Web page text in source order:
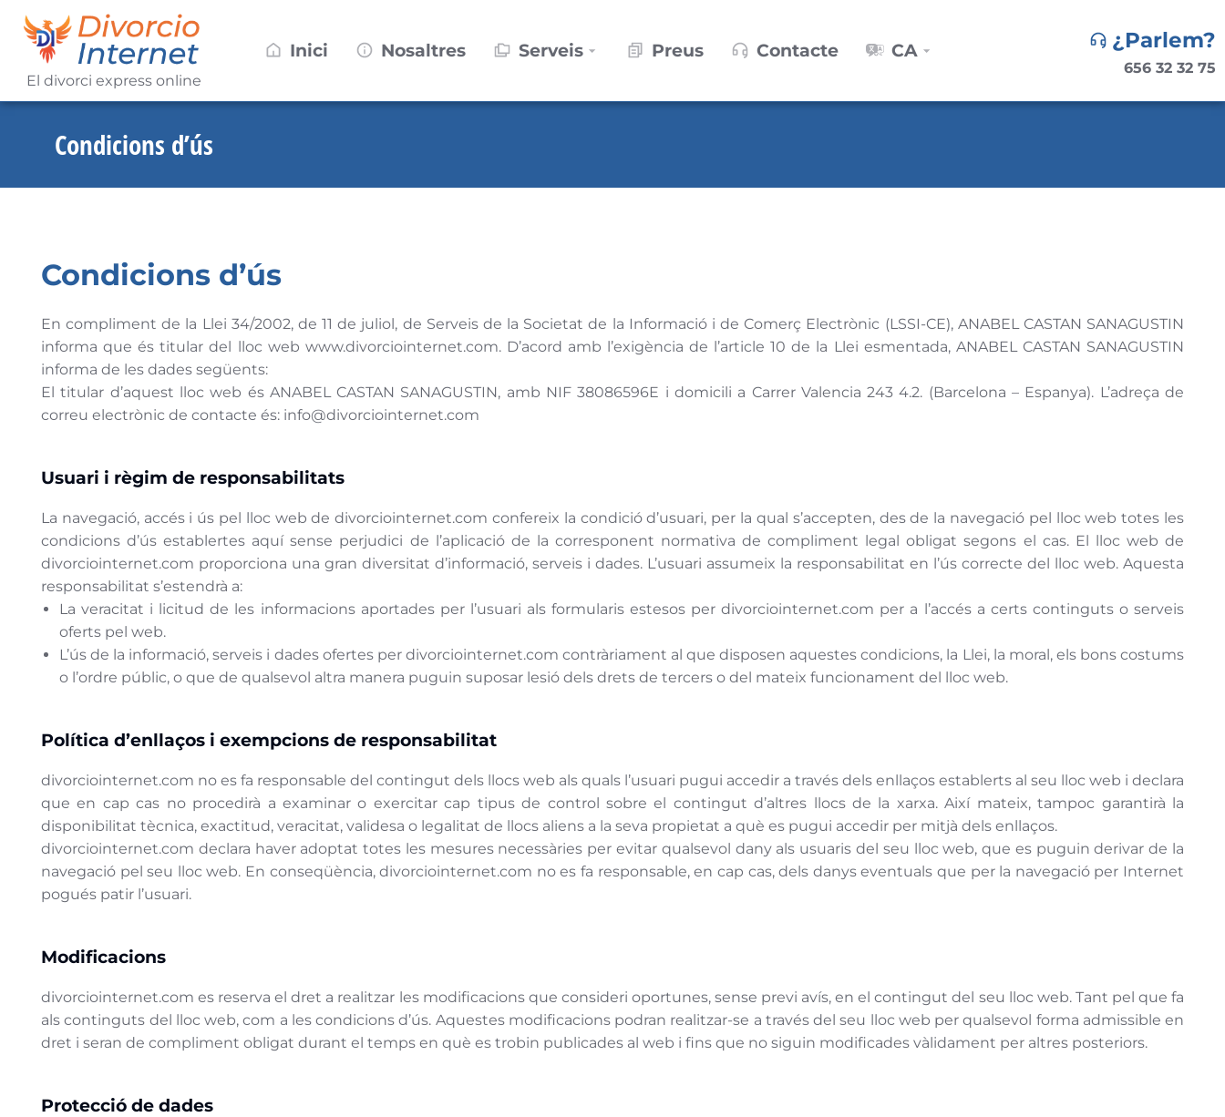
El divorci express online
Inici Nosaltres Serveis Preus Contacte CA ¿Parlem?
656 32 32 75
Condicions d’ús
Condicions d’ús
En compliment de la Llei 34/2002, de 11 de juliol, de Serveis de la Societat de la Informació i de Comerç Electrònic (LSSI-CE), ANABEL CASTAN SANAGUSTIN
informa que és titular del lloc web www.divorciointernet.com. D’acord amb l’exigència de l’article 10 de la Llei esmentada, ANABEL CASTAN SANAGUSTIN
informa de les dades següents:
El titular d’aquest lloc web és ANABEL CASTAN SANAGUSTIN, amb NIF 38086596E i domicili a Carrer Valencia 243 4.2. (Barcelona – Espanya). L’adreça de
correu electrònic de contacte és: info@divorciointernet.com
Usuari i règim de responsabilitats
La navegació, accés i ús pel lloc web de divorciointernet.com confereix la condició d’usuari, per la qual s’accepten, des de la navegació pel lloc web totes les
condicions d’ús establertes aquí sense perjudici de l’aplicació de la corresponent normativa de compliment legal obligat segons el cas. El lloc web de
divorciointernet.com proporciona una gran diversitat d’informació, serveis i dades. L’usuari assumeix la responsabilitat en l’ús correcte del lloc web. Aquesta
responsabilitat s’estendrà a:
La veracitat i licitud de les informacions aportades per l’usuari als formularis estesos per divorciointernet.com per a l’accés a certs continguts o serveis
oferts pel web.
L’ús de la informació, serveis i dades ofertes per divorciointernet.com contràriament al que disposen aquestes condicions, la Llei, la moral, els bons costums
o l’ordre públic, o que de qualsevol altra manera puguin suposar lesió dels drets de tercers o del mateix funcionament del lloc web.
Política d’enllaços i exempcions de responsabilitat
divorciointernet.com no es fa responsable del contingut dels llocs web als quals l’usuari pugui accedir a través dels enllaços establerts al seu lloc web i declara
que en cap cas no procedirà a examinar o exercitar cap tipus de control sobre el contingut d’altres llocs de la xarxa. Així mateix, tampoc garantirà la
disponibilitat tècnica, exactitud, veracitat, validesa o legalitat de llocs aliens a la seva propietat a què es pugui accedir per mitjà dels enllaços.
divorciointernet.com declara haver adoptat totes les mesures necessàries per evitar qualsevol dany als usuaris del seu lloc web, que es puguin derivar de la
navegació pel seu lloc web. En conseqüència, divorciointernet.com no es fa responsable, en cap cas, dels danys eventuals que per la navegació per Internet
pogués patir l’usuari.
Modificacions
divorciointernet.com es reserva el dret a realitzar les modificacions que consideri oportunes, sense previ avís, en el contingut del seu lloc web. Tant pel que fa
als continguts del lloc web, com a les condicions d’ús. Aquestes modificacions podran realitzar-se a través del seu lloc web per qualsevol forma admissible en
dret i seran de compliment obligat durant el temps en què es trobin publicades al web i fins que no siguin modificades vàlidament per altres posteriors.
Protecció de dades